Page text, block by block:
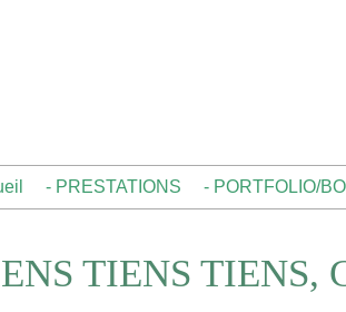
- PRESTATIONS - PORTFOLIO/
TIENS TIENS,